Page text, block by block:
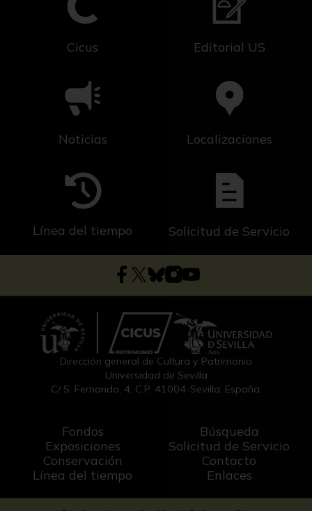
Cicus Editorial US
Noticias Localizaciones
Línea del tiempo Solicitud de Servicio
Dirección general de Cultura y Patrimonio
Universidad de Sevilla
C/ S. Fernando, 4, C.P. 41004-Sevilla, España.
Fondos
Exposiciones
Conservación
Línea del tiempo
Búsqueda
Solicitud de Servicio
Contacto
Enlaces